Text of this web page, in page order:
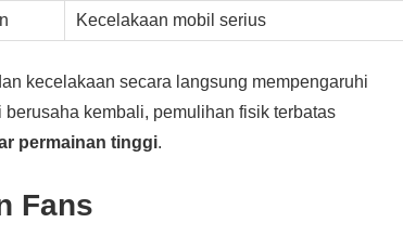
Kecelakaan mobil serius
kecelakaan secara langsung mempengaruhi
kembali, pemulihan fisik terbatas
permainan tinggi.
Fans